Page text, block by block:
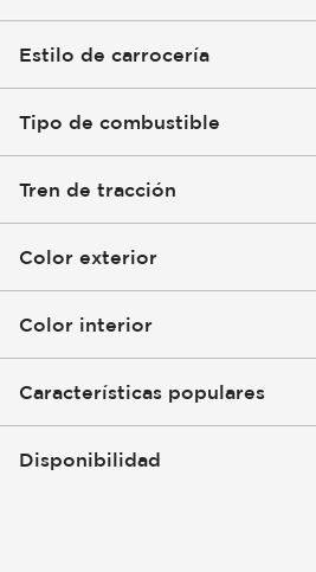
Estilo de carrocería
Tipo de combustible
Tren de tracción
Color exterior
Color interior
Características populares
Disponibilidad